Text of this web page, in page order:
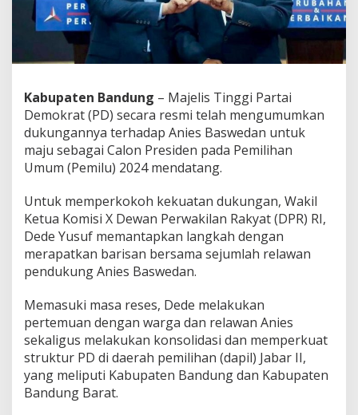
i
U
n
e
s
,
d
e
Y
u
u
P
e
r
u
a
Kabupaten Bandung – Majelis Tinggi Partai
Demokrat (PD) secara resmi telah mengumumkan
dukungannya terhadap Anies Baswedan untuk
maju sebagai Calon Presiden pada Pemilihan
Umum (Pemilu) 2024 mendatang.
Untuk memperkokoh kekuatan dukungan, Wakil
Ketua Komisi X Dewan Perwakilan Rakyat (DPR) RI,
Dede Yusuf memantapkan langkah dengan
merapatkan barisan bersama sejumlah relawan
pendukung Anies Baswedan.
Memasuki masa reses, Dede melakukan
pertemuan dengan warga dan relawan Anies
sekaligus melakukan konsolidasi dan memperkuat
struktur PD di daerah pemilihan (dapil) Jabar II,
yang meliputi Kabupaten Bandung dan Kabupaten
Bandung Barat.